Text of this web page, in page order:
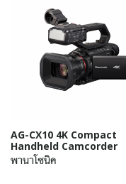
AG-CX10 4K Compact
Handheld Camcorder
พานาโซนิค